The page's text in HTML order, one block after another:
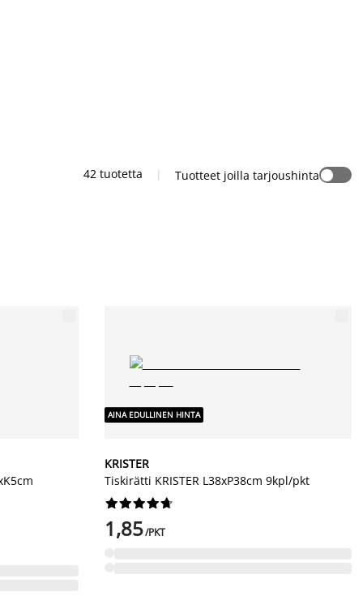
42 tuotetta | Tuotteet joilla tarjoushinta
AINA EDULLINEN HINTA
KRISTER
Tiskirätti KRISTER L38xP38cm 9kpl/pkt






1,85/PKT